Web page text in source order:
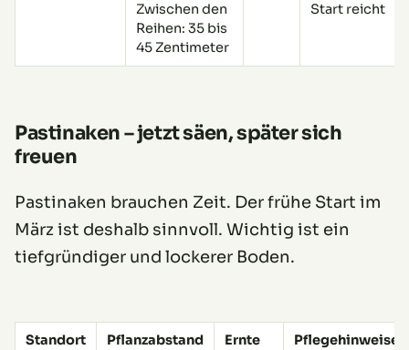
Zwischen den
Reihen: 35 bis
45 Zentimeter
Start reicht
Pastinaken – jetzt säen, später sich
freuen
Pastinaken brauchen Zeit. Der frühe Start im
März ist deshalb sinnvoll. Wichtig ist ein
tiefgründiger und lockerer Boden.
Standort Pflanzabstand Ernte Pflegehinweise